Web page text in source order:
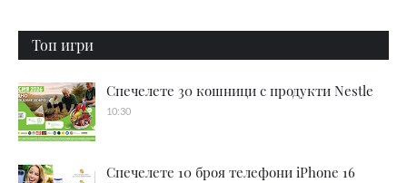
Топ игри
Спечелете 30 кошници с продукти Nestle
10:30
Спечелете 10 броя телефони iPhone 16